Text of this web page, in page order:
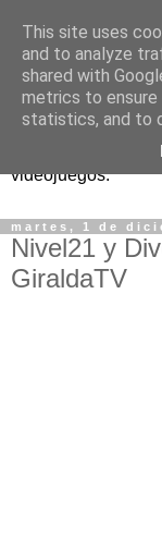
Análisis, noticias
videojuegos.
martes, 1 de
Nivel21 y
GiraldaTV
This site uses
and to analyze
shared with
metrics to ensure
statistics, and to